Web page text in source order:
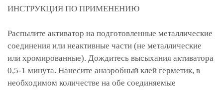
ИНСТРУКЦИЯ ПО ПРИМЕНЕНИЮ
Распылите активатор на подготовленные металлические
соединения или неактивные части (не металлические
или хромированные). Дождитесь высыхания активатора
0,5-1 минута. Нанесите анаэробный клей герметик, в
необходимом количестве на обе соединяемые